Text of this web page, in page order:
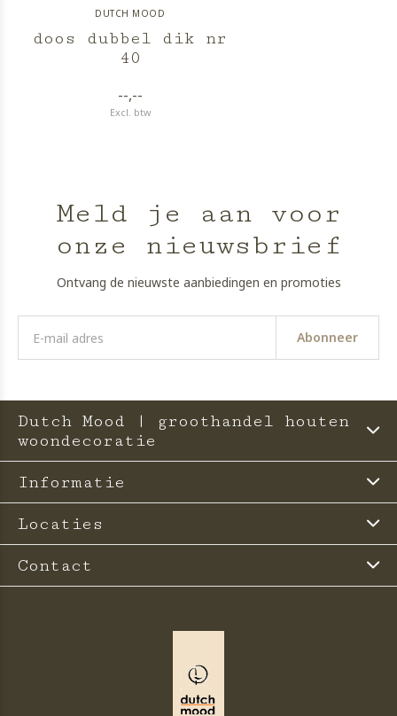
DUTCH MOOD
doos dubbel dik nr
40
--,--
Excl. btw
Meld je aan voor
onze nieuwsbrief
Ontvang de nieuwste aanbiedingen en promoties
Abonneer
Dutch Mood | groothandel houten
woondecoratie
Informatie
Locaties
Contact